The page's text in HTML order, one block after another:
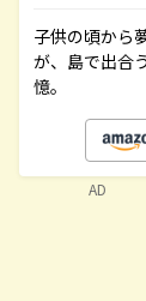
子供の頃から
が、島で出合
憶。
AD